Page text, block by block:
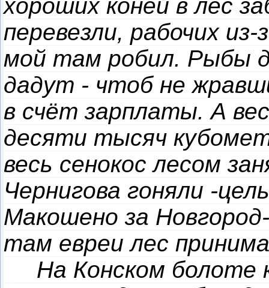
хороших коней в лес
перевезли, рабочих
мой там робил. Рыбы
дадут - чтоб не
в счёт зарплаты. А
десяти тысяч
весь сенокос лесом
Чернигова гоняли -
Макошено за
там евреи лес
На Конском болоте